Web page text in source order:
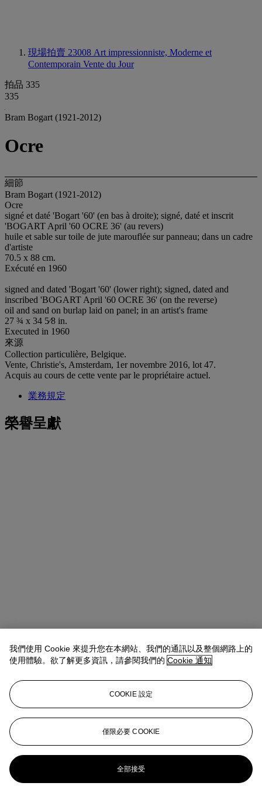
現場拍賣 23008 Art impressionniste, Moderne et
Contemporain Vente du Jour
拍品 335
335
Bram Bogart (1921-2012)
Ocre
細節
Bram Bogart (1921-2012)
Ocre
signé et daté 'Bogart '60' (en bas à droite); signé, daté et inscrit
'BOGART April '60 OCRE 36' (au revers)
huile et sable sur toile de jute marouflée sur panneau; dans un cadre
d'artiste
70.5 x 88 cm.
Exécuté en 1960
signed and dated 'Bogart '60' (lower right); signed, dated and
inscribed 'BOGART April '60 OCRE 36' (on the reverse)
oil and sand on burlap laid on panel; in an artist's frame
27 ¾ x 34 5⁄8 in.
Executed in 1960
來源
Collection particulière, Belgique.
Vente, Christie's, Amsterdam, 1er novembre 2016, lot 47.
Acquis au cours de cette vente par le propriétaire actuel.
業務規定
榮譽呈獻
vdidier@christies.com
更多來自Art impressionniste, Moderne
et Contemporain Vente du Jour
我們使用 Cookie 來提升您在本網站、我們的通訊以及整個網路上的
使用體驗。欲了解更多資訊，請參閱我們的 Cookie 通知
COOKIE 設定
僅限必要 COOKIE
全部接受